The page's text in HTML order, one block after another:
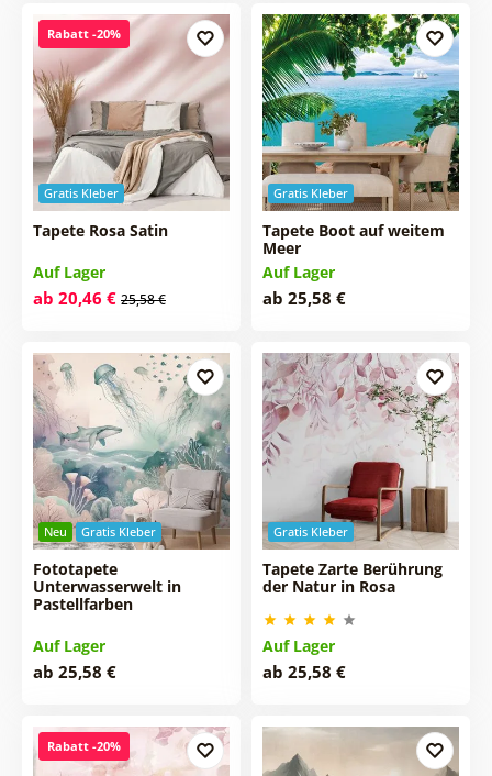
Gratis Kleber
Rabatt -20%
Tapete Rosa Satin
Auf Lager
ab 20,46 € 25,58 €
Gratis Kleber
Tapete Boot auf weitem
Meer
Auf Lager
ab 25,58 €
Neu Gratis Kleber
Fototapete
Unterwasserwelt in
Pastellfarben
Auf Lager
ab 25,58 €
Gratis Kleber
Tapete Zarte Berührung
der Natur in Rosa
Auf Lager
ab 25,58 €
Rabatt -20%